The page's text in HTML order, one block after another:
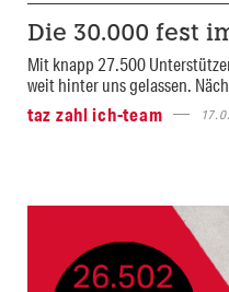
Die 30.000 fest
Mit knapp 27.500
weit hinter uns gelassen.
taz zahl ich-team